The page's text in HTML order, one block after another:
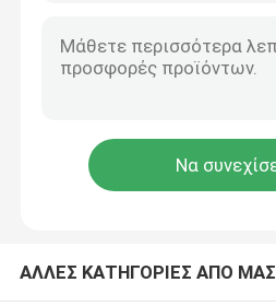
ΑΛΛΕΣ ΚΑΤΗΓΟΡΙΕΣ ΑΠΟ ΜΑΣ